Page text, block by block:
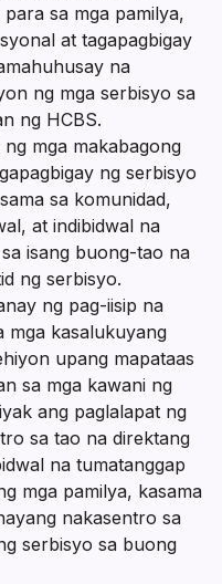
sa mga pamilya,
at tagapagbigay
na
ng mga serbisyo sa
ng HCBS.
mga makabagong
ng serbisyo
sa komunidad,
at indibidwal na
isang buong-tao na
ng serbisyo.
ng pag-iisip na
mga kasalukuyang
upang mapataas
sa mga kawani ng
ang paglalapat ng
sa tao na direktang
na tumatanggap
mga pamilya, kasama
nakasentro sa
serbisyo sa buong